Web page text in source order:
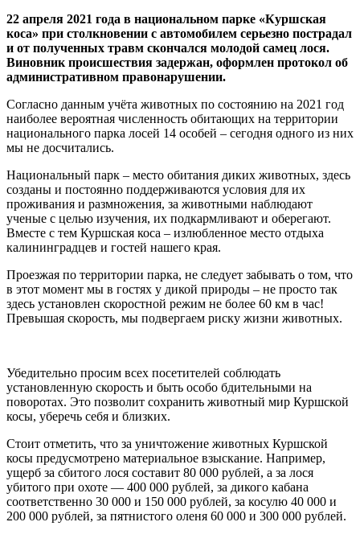
22 апреля 2021 года в национальном парке «Куршская
коса» при столкновении с автомобилем серьезно пострадал
и от полученных травм скончался молодой самец лося.
Виновник происшествия задержан, оформлен протокол об
административном правонарушении.
Согласно данным учёта животных по состоянию на 2021 год
наиболее вероятная численность обитающих на территории
национального парка лосей 14 особей – сегодня одного из них
мы не досчитались.
Национальный парк – место обитания диких животных, здесь
созданы и постоянно поддерживаются условия для их
проживания и размножения, за животными наблюдают
ученые с целью изучения, их подкармливают и оберегают.
Вместе с тем Куршская коса – излюбленное место отдыха
калининградцев и гостей нашего края.
Проезжая по территории парка, не следует забывать о том, что
в этот момент мы в гостях у дикой природы – не просто так
здесь установлен скоростной режим не более 60 км в час!
Превышая скорость, мы подвергаем риску жизни животных.
Убедительно просим всех посетителей соблюдать
установленную скорость и быть особо бдительными на
поворотах. Это позволит сохранить животный мир Куршской
косы, уберечь себя и близких.
Стоит отметить, что за уничтожение животных Куршской
косы предусмотрено материальное взыскание. Например,
ущерб за сбитого лося составит 80 000 рублей, а за лося
убитого при охоте — 400 000 рублей, за дикого кабана
соответственно 30 000 и 150 000 рублей, за косулю 40 000 и
200 000 рублей, за пятнистого оленя 60 000 и 300 000 рублей.